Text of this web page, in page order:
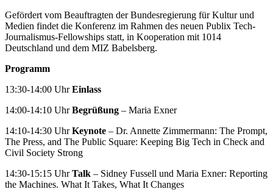
Gefördert vom Beauftragten der Bundesregierung für Kultur und
Medien findet die Konferenz im Rahmen des neuen Publix Tech-
Journalismus-Fellowships statt, in Kooperation mit 1014
Deutschland und dem MIZ Babelsberg.
Programm
13:30-14:00 UhrEinlass
14:00-14:10 UhrBegrüßung – Maria Exner
14:10-14:30 UhrKeynote – Dr. Annette Zimmermann: The Prompt,
The Press, and The Public Square: Keeping Big Tech in Check and
Civil Society Strong
14:30-15:15 UhrTalk – Sidney Fussell und Maria Exner: Reporting
the Machines. What It Takes, What It Changes